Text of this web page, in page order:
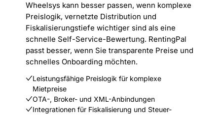
Wheelsys kann besser passen, wenn komplexe
Preislogik, vernetzte Distribution und
Fiskalisierungstiefe wichtiger sind als eine
schnelle Self-Service-Bewertung. RentingPal
passt besser, wenn Sie transparente Preise und
schnelles Onboarding möchten.
Leistungsfähige Preislogik für komplexe
Mietpreise
OTA-, Broker- und XML-Anbindungen
Integrationen für Fiskalisierung und Steuer-